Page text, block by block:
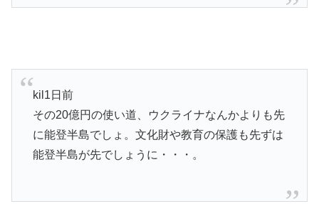
kil1日前
その20億円の使い道、ウクライナなんかよりも先
に能登半島でしょ。文化財や教育の保護も先ずは
能登半島が先でしょうに・・・。